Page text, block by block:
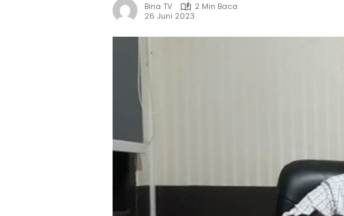
Bina TV
2 Min Baca
26 Juni 2023